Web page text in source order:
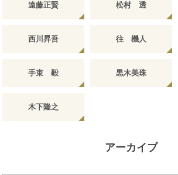
遠藤正賢 松村 透
西川昇吾 往 機人
手束 毅 黒木美珠
木下隆之
アーカイブ